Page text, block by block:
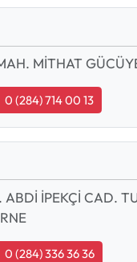
MİTHAT
0 (284) 714 00 13
ABDİ İPEKÇİ CAD.
0 (284) 336 36 36